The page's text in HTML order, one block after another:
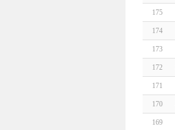
175
174
173
172
171
170
169